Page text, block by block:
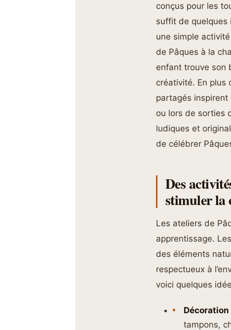
conçus pour les
suffit de quelques
une simple
de Pâques à la
enfant trouve son
créativité. En plus
partagés
ou lors de sorties
ludiques et
de célébrer
Des
stimuler la
Les ateliers de
apprentissage.
des éléments
respectueux à
voici quelques
tampons,